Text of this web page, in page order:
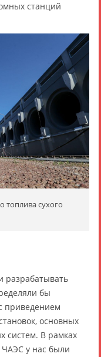
станций
топлива сухого
разрабатывать
бы
приведением
основных
систем. В рамках
ЧАЭС у нас были